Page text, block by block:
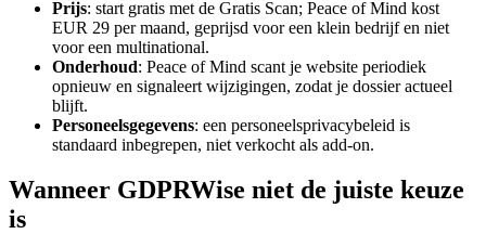
Prijs: start gratis met de Gratis Scan; Peace of Mind kost
EUR 29 per maand, geprijsd voor een klein bedrijf en niet
voor een multinational.
Onderhoud: Peace of Mind scant je website periodiek
opnieuw en signaleert wijzigingen, zodat je dossier actueel
blijft.
Personeelsgegevens: een personeelsprivacybeleid is
standaard inbegrepen, niet verkocht als add-on.
Wanneer GDPRWise niet de juiste keuze
is